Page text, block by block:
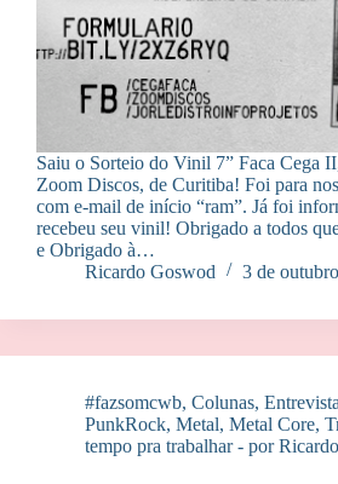
Saiu o Sorteio do Vinil 7” Faca Cega
Zoom Discos, de Curitiba! Foi para
com e-mail de início “ram”. Já foi
recebeu seu vinil! Obrigado a todos
e Obrigado à…
Ricardo Goswod
3 de
#fazsomcwb, Colunas,
PunkRock, Metal, Metal Core,
tempo pra trabalhar - por